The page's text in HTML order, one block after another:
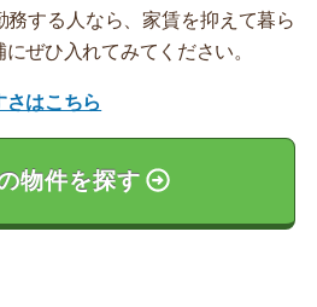
務する人なら、家賃を抑えて暮ら
ぜひ入れてみてください。
はこちら
物件を探す